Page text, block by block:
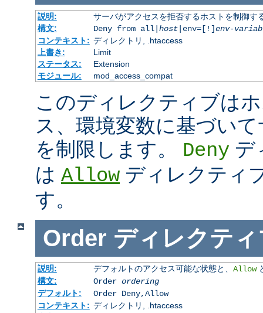
説明:
サーバがアクセスを拒否するホストを制御す
構文:
Deny from all| host|env=[!]env-
コンテキスト: ディレクトリ, .htaccess
上書き:
Limit
ステータス:
Extension
モジュール:
mod_access_compat
このディレクティブは
ス、環境変数に基づい
を制限します。 Deny デ
は Allow ディレクティ
す。
Order ディレクティ
説明: デフォルトのアクセス可能な状態と、 Allow
構文:
Order ordering
デフォルト:
Order Deny,Allow
コンテキスト: ディレクトリ, .htaccess